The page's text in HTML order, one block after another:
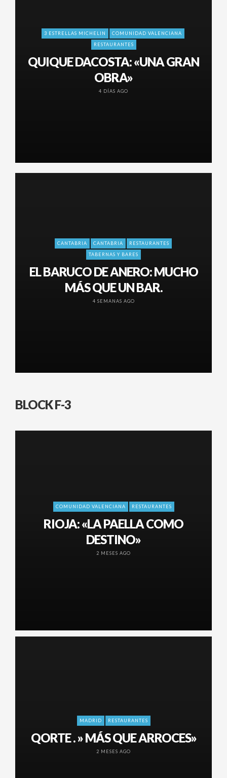
3 ESTRELLAS MICHELIN
COMUNIDAD VALENCIANA
RESTAURANTES
QUIQUE DACOSTA: «UNA GRAN
OBRA»
4 DÍAS AGO
CANTABRIA CANTABRIA
RESTAURANTES
TABERNAS Y BARES
EL BARUCO DE ANERO: MUCHO
MÁS QUE UN BAR.
4 SEMANAS AGO
BLOCK F-3
COMUNIDAD VALENCIANA RESTAURANTES
RIOJA: «LA PAELLA COMO
DESTINO»
2 MESES AGO
MADRID RESTAURANTES
QORTE . » MÁS QUE ARROCES»
2 MESES AGO